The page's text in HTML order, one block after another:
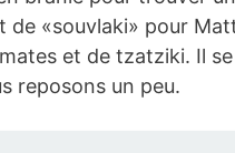
de «souvlaki» pour
et de tzatziki. Il
reposons un peu.